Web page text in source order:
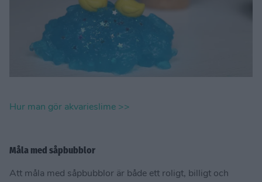
Hur man gör akvarieslime >>
Måla med såpbubblor
Att måla med såpbubblor är både ett roligt, billigt och